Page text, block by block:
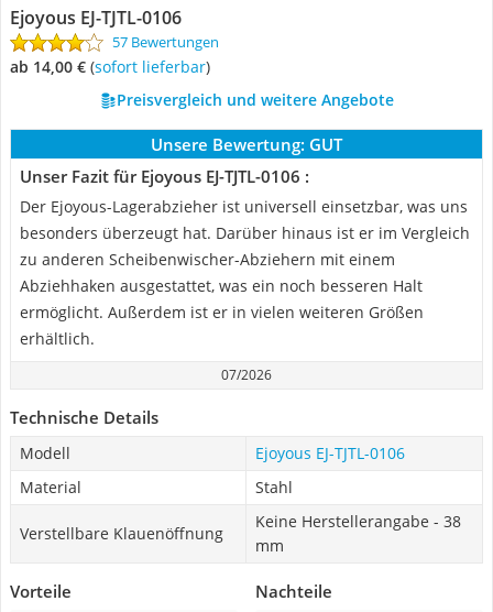
Ejoyous EJ-TJTL-0106
57 Bewertungen
ab 14,00 € ( Sofort lieferbar)
Preisvergleich und weitere Angebote
Unsere Bewertung: GUT
Unser Fazit für Ejoyous EJ-TJTL-0106 :
Der Ejoyous-Lagerabzieher ist universell einsetzbar, was uns
besonders überzeugt hat. Darüber hinaus ist er im Vergleich
zu anderen Scheibenwischer-Abziehern mit einem
Abziehhaken ausgestattet, was ein noch besseren Halt
ermöglicht. Außerdem ist er in vielen weiteren Größen
erhältlich.
07/2026
Technische Details
Modell
Ejoyous EJ-TJTL-0106
Material
Stahl
Verstellbare Klauenöffnung
Keine Herstellerangabe - 38
mm
Vorteile Nachteile